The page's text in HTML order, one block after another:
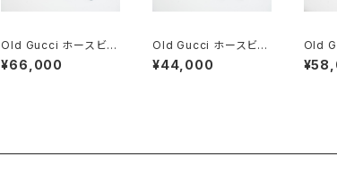
Old Gucci ホースビッ
トローファー 36.5C N
avy Suede
¥66,000
Old Gucci ホースビッ
トローファー 35C DB
¥44,000
Old
トロ
y